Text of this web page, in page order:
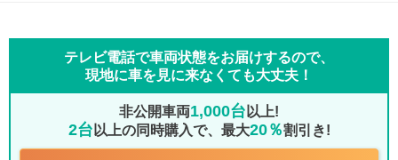
テレビ電話で車両状態をお届けするので、
現地に車を見に来なくても大丈夫！
非公開車両1,000台 以上!
2台 以上の同時購入で、最大20％割引き!